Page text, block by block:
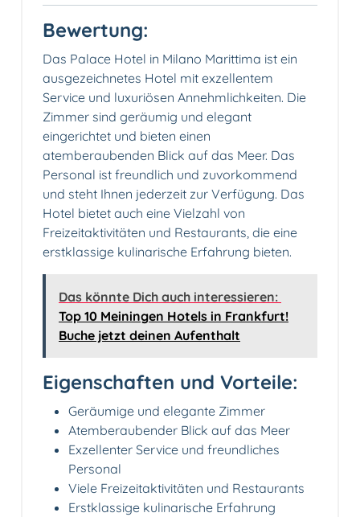
Bewertung:
Das Palace Hotel in Milano Marittima ist ein
ausgezeichnetes Hotel mit exzellentem
Service und luxuriösen Annehmlichkeiten. Die
Zimmer sind geräumig und elegant
eingerichtet und bieten einen
atemberaubenden Blick auf das Meer. Das
Personal ist freundlich und zuvorkommend
und steht Ihnen jederzeit zur Verfügung. Das
Hotel bietet auch eine Vielzahl von
Freizeitaktivitäten und Restaurants, die eine
erstklassige kulinarische Erfahrung bieten.
Das könnte Dich auch interessieren:
Top 10 Meiningen Hotels in Frankfurt!
Buche jetzt deinen Aufenthalt
Eigenschaften und Vorteile:
Geräumige und elegante Zimmer
Atemberaubender Blick auf das Meer
Exzellenter Service und freundliches
Personal
Viele Freizeitaktivitäten und Restaurants
Erstklassige kulinarische Erfahrung